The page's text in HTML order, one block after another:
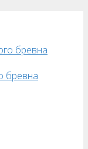
бревна